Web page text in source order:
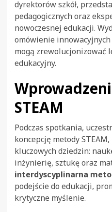
dyrektorów szkół,
pedagogicznych oraz
nowoczesnej edukacji.
omówienie
mogą zrewolucjonizować
edukacyjny.
STEAM
Podczas spotkania,
koncepcję metody
kluczowych dziedzin:
inżynierię, sztukę oraz
interdyscyplinarna
podejście do edukacji,
krytyczne myślenie.